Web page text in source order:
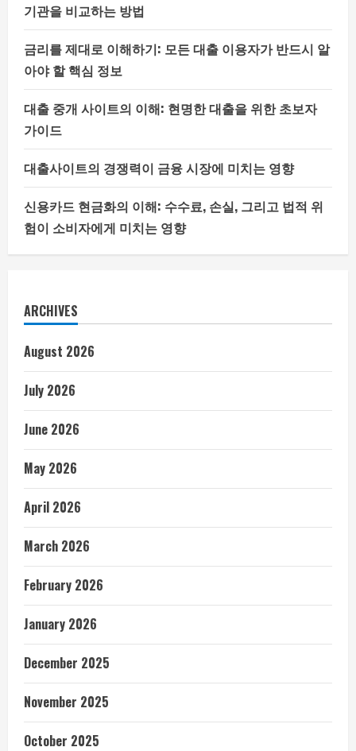
기관을 비교하는 방법
금리를 제대로 이해하기: 모든 대출 이용자가 반드시 알
아야 할 핵심 정보
대출 중개 사이트의 이해: 현명한 대출을 위한 초보자
가이드
대출사이트의 경쟁력이 금융 시장에 미치는 영향
신용카드 현금화의 이해: 수수료, 손실, 그리고 법적 위
험이 소비자에게 미치는 영향
ARCHIVES
August 2026
July 2026
June 2026
May 2026
April 2026
March 2026
February 2026
January 2026
December 2025
November 2025
October 2025